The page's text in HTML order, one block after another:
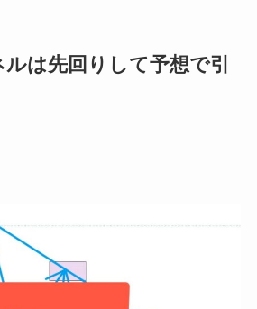
は先回りして予想で引